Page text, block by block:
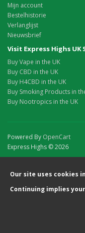
Mijn account
Bestelhistorie
Verlanglijst
Nieuwsbrief
Visit Express Highs UK
Buy Vape in the UK
Buy CBD in the UK
Buy H4CBD in the UK
Buy Smoking Products in
Buy Nootropics in the UK
Powered By OpenCart
Express Highs © 2026
Our site uses cookies
Continuing implies